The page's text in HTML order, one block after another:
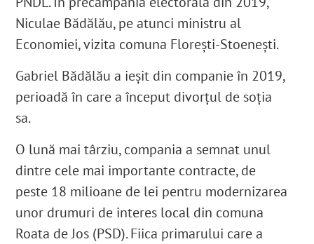
Niculae Bădălău, pe atunci ministru al
Economiei,vizita comuna Florești-Stoenești.
Gabriel Bădălău a ieșit din companie în 2019,
perioadă în care a început divorțul de soția
sa.
O lună mai târziu, compania a semnat unul
dintre cele mai importante contracte, de
peste 18 milioane de lei pentru modernizarea
unor drumuri de interes local din comuna
Roata de Jos (PSD). Fiica primarului care a